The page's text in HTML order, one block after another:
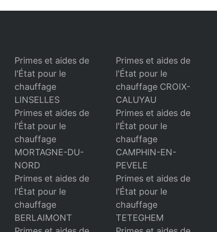
Primes et aides de
l'État pour le
chauffage
LINSELLES
Primes et aides de
l'État pour le
chauffage CROIX-
CALUYAU
Primes et aides de
l'État pour le
chauffage
MORTAGNE-DU-
NORD
Primes et aides de
l'État pour le
chauffage
CAMPHIN-EN-
PEVELE
Primes et aides de
l'État pour le
chauffage
BERLAIMONT
Primes et aides de
l'État pour le
chauffage
TETEGHEM